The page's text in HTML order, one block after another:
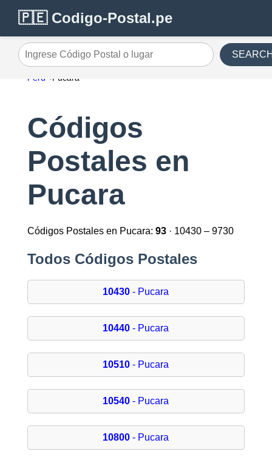
🇵🇪 Codigo-Postal.pe
Ingrese Código Postal o lugar
Perú Pucara
Códigos
Postales en
Pucara
Códigos Postales en Pucara: 93· 10430 – 9730
Todos Códigos Postales
10430 - Pucara
10440 - Pucara
10510 - Pucara
10540 - Pucara
10800 - Pucara